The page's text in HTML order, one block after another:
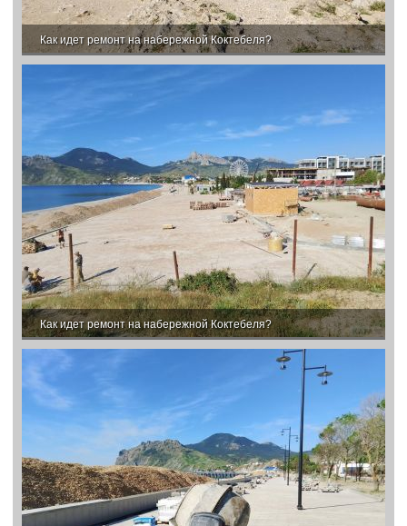
Как идет ремонт на набережной Коктебеля?
Как идет ремонт на набережной Коктебеля?